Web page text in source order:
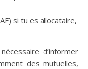
si tu es allocataire,
d’informer
des mutuelles,